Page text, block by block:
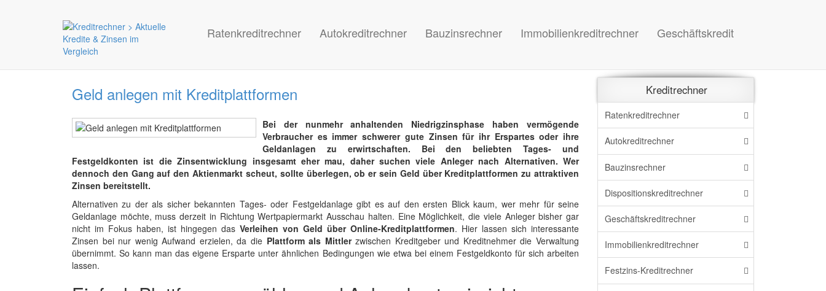
Ratenkreditrechner Autokreditrechner Bauzinsrechner Immobilienkreditrechner Geschäftskredit
Geld anlegen mit Kreditplattformen
Bei der nunmehr anhaltenden Niedrigzinsphase haben vermögende
Verbraucher es immer schwerer gute Zinsen für ihr Erspartes oder ihre
Geldanlagen zu erwirtschaften. Bei den beliebten Tages- und
Festgeldkonten ist die Zinsentwicklung insgesamt eher mau, daher suchen viele Anleger nach Alternativen. Wer
dennoch den Gang auf den Aktienmarkt scheut, sollte überlegen, ob er sein Geld über Kreditplattformen zu attraktiven
Zinsen bereitstellt.
Alternativen zu der als sicher bekannten Tages- oder Festgeldanlage gibt es auf den ersten Blick kaum, wer mehr für seine
Geldanlage möchte, muss derzeit in Richtung Wertpapiermarkt Ausschau halten. Eine Möglichkeit, die viele Anleger bisher gar
nicht im Fokus haben, ist hingegen das Verleihen von Geld über Online-Kreditplattformen. Hier lassen sich interessante
Zinsen bei nur wenig Aufwand erzielen, da die Plattform als Mittlerzwischen Kreditgeber und Kreditnehmer die Verwaltung
übernimmt. So kann man das eigene Ersparte unter ähnlichen Bedingungen wie etwa bei einem Festgeldkonto für sich arbeiten
lassen.
Kreditrechner
Ratenkreditrechner
Autokreditrechner
Bauzinsrechner
Dispositionskreditrechner
Geschäftskreditrechner
Immobilienkreditrechner
Festzins-Kreditrechner